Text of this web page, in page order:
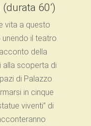
60’)
vita a questo
il teatro
della
alla scoperta di
di Palazzo
in cinque
viventi” di